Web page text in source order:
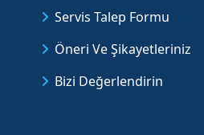
Servis Talep Formu
Öneri Ve Şikayetleriniz
Bizi Değerlendirin